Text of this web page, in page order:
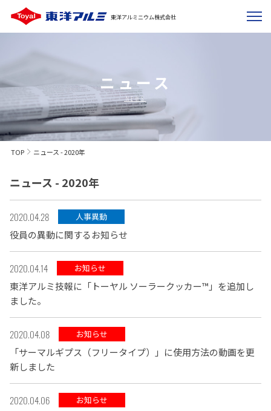
東洋アルミニウム株式会社
ニュース
NEWS
TOP ニュース - 2020年
ニュース - 2020年
2020.04.28 人事異動
役員の異動に関するお知らせ
2020.04.14 お知らせ
東洋アルミ技報に「トーヤル ソーラークッカー™」を追加し
ました。
2020.04.08 お知らせ
「サーマルギプス（フリータイプ）」に使用方法の動画を更
新しました
2020.04.06 お知らせ